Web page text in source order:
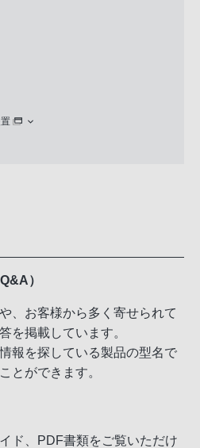
）
、お客様から多く寄せられて
を掲載しています。
報を探している製品の型名で
とができます。
ド、PDF書類をご覧いただけ